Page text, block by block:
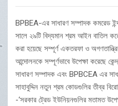
BPBEA-এর সাধারণ সম্পাদক কমরেড
সালে ২৯টি বিদ্যমান শ্রম আইন বাতিল
করা হয়েছে সম্পূর্ণ একতরফা ও
আন্দোলনকে সম্পূর্ণভাবে উপেক্ষা করেছে
সাধারণ সম্পাদক এবং BPBCEA এর
সাহাবুদ্দিন নতুন শ্রম কোডগুলির তীব্র
-‘সরকার ট্রেড ইউনিয়নগুলির মতামত